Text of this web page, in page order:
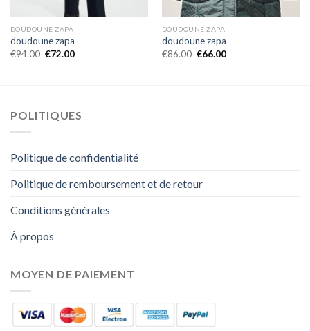
DOUDOUNE ZAPA
doudoune zapa
€94.00 €72.00
DOUDOUNE ZAPA
doudoune zapa
€86.00 €66.00
POLITIQUES
Politique de confidentialité
Politique de remboursement et de retour
Conditions générales
À propos
MOYEN DE PAIEMENT